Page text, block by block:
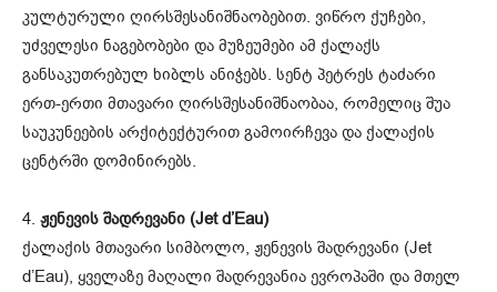
კულტურული ღირსშესანიშნაობებით. ვიწრო ქუჩები,
უძველესი ნაგებობები და მუზეუმები ამ ქალაქს
განსაკუთრებულ ხიბლს ანიჭებს. სენტ პეტრეს ტაძარი
ერთ-ერთი მთავარი ღირსშესანიშნაობაა, რომელიც შუა
საუკუნეების არქიტექტურით გამოირჩევა და ქალაქის
ცენტრში დომინირებს.
4. ჟენევის შადრევანი (Jet d’Eau)
ქალაქის მთავარი სიმბოლო, ჟენევის შადრევანი (Jet
d’Eau), ყველაზე მაღალი შადრევანია ევროპაში და მთელ